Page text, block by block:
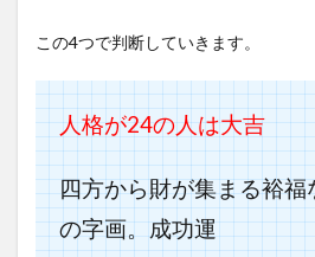
この4つで判断していきます。
人格が24の人は大吉
四方から財が集まる裕福
の字画。成功運